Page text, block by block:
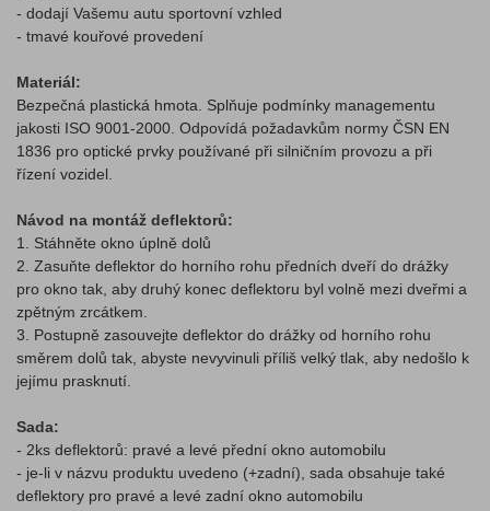
- dodají Vašemu autu sportovní vzhled
- tmavé kouřové provedení
Materiál:
Bezpečná plastická hmota. Splňuje podmínky managementu
jakosti ISO 9001-2000. Odpovídá požadavkům normy ČSN EN
1836 pro optické prvky používané při silničním provozu a při
řízení vozidel.
Návod na montáž deflektorů:
1. Stáhněte okno úplně dolů
2. Zasuňte deflektor do horního rohu předních dveří do drážky
pro okno tak, aby druhý konec deflektoru byl volně mezi dveřmi a
zpětným zrcátkem.
3. Postupně zasouvejte deflektor do drážky od horního rohu
směrem dolů tak, abyste nevyvinuli příliš velký tlak, aby nedošlo k
jejímu prasknutí.
Sada:
- 2ks deflektorů: pravé a levé přední okno automobilu
- je-li v názvu produktu uvedeno (+zadní), sada obsahuje také
deflektory pro pravé a levé zadní okno automobilu